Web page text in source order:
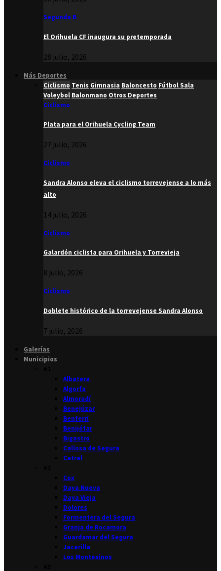
Segunda B
El Orihuela CF inaugura su pretemporada
28 julio, 2026
Más Deportes
Ciclismo Tenis Gimnasia Baloncesto Fútbol Sala
Voleybol Balonmano Otros Deportes
Ciclismo
Plata para el Orihuela Cycling Team
27 julio, 2026
Ciclismo
Sandra Alonso eleva el ciclismo torrevejense a lo más
alto
14 julio, 2026
Ciclismo
Galardón ciclista para Orihuela y Torrevieja
8 julio, 2026
Ciclismo
Doblete histórico de la torrevejense Sandra Alonso
7 julio, 2026
Galerías
Municipios
Albatera
Algorfa
Almoradí
Benejúzar
Benferri
Benijófar
Bigastro
Callosa de Segura
Catral
Cox
Daya Nueva
Daya Vieja
Dolores
Formentera del Segura
Granja de Rocamora
Guardamar del Segura
Jacarilla
Los Montesinos